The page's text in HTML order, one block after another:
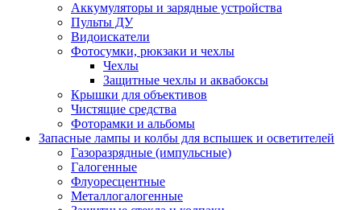
Аккумуляторы и зарядные устройства
Пульты ДУ
Видоискатели
Фотосумки, рюкзаки и чехлы
Чехлы
Защитные чехлы и аквабоксы
Крышки для объективов
Чистящие средства
Фоторамки и альбомы
Запасные лампы и колбы для вспышек и осветителей
Газоразрядные (импульсные)
Галогенные
Флуоресцентные
Металлогалогенные